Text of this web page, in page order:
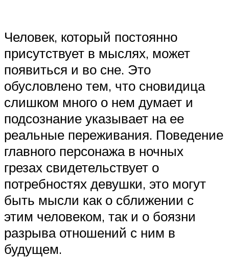
Человек, который постоянно
присутствует в мыслях, может
появиться и во сне. Это
обусловлено тем, что сновидица
слишком много о нем думает и
подсознание указывает на ее
реальные переживания. Поведение
главного персонажа в ночных
грезах свидетельствует о
потребностях девушки, это могут
быть мысли как о сближении с
этим человеком, так и о боязни
разрыва отношений с ним в
будущем.